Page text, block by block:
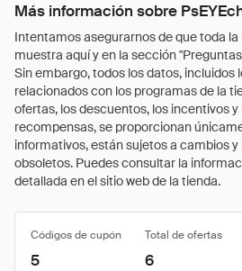
Más información sobre
Intentamos asegurarnos de que toda
muestra aquí y en la sección
Sin embargo, todos los datos, incluidos
relacionados con los programas de la
ofertas, los descuentos, los incentivos
recompensas, se proporcionan
informativos, están sujetos a cambios
obsoletos. Puedes consultar la
detallada en el sitio web de la tienda.
Códigos de cupón Total de ofertas
5 6